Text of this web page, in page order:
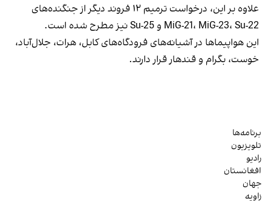
علاوه بر این، درخواست ترمیم ۱۲ فروند دیگر از جنگنده‌های
MiG-21، MiG-23، Su-22 و Su-25 نیز مطرح شده است.
این هواپیماها در آشیانه‌های فرودگاه‌های کابل، هرات، جلال‌آباد،
خوست، بگرام و قندهار قرار دارند.
برنامه‌ها
تلویزیون
رادیو
افغانستان
جهان
زاویه